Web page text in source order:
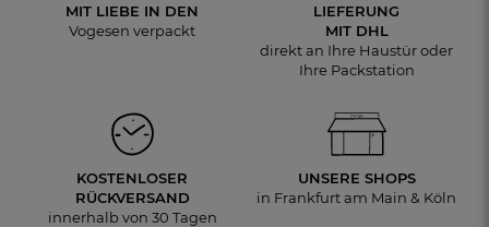
MIT LIEBE IN DEN
Vogesen verpackt
LIEFERUNG
MIT DHL
direkt an Ihre Haustür oder
Ihre Packstation
KOSTENLOSER
RÜCKVERSAND
innerhalb von 30 Tagen
UNSERE SHOPS
in Frankfurt am Main & Köln